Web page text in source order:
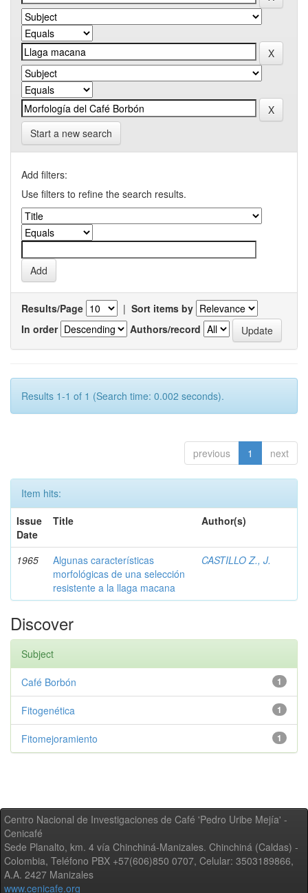
Start a new search
Add filters:
Use filters to refine the search results.
Results/Page | Sort items by
In order
Authors/record
Results 1-1 of 1 (Search time: 0.002 seconds).
previous 1 next
Item hits:
Issue
Date
Title Author(s)
1965
Algunas características
morfológicas de una selección
resistente a la llaga macana
CASTILLO Z., J.
Discover
Subject
1
Café Borbón
1
Fitogenética
1
Fitomejoramiento
Centro Nacional de Investigaciones de Café 'Pedro Uribe Mejía' -
Cenicafé
Sede Planalto, km. 4 vía Chinchiná-Manizales. Chinchiná (Caldas) -
Colombia, Teléfono PBX +57(606)850 0707, Celular: 3503189866,
A.A. 2427 Manizales
www.cenicafe.org